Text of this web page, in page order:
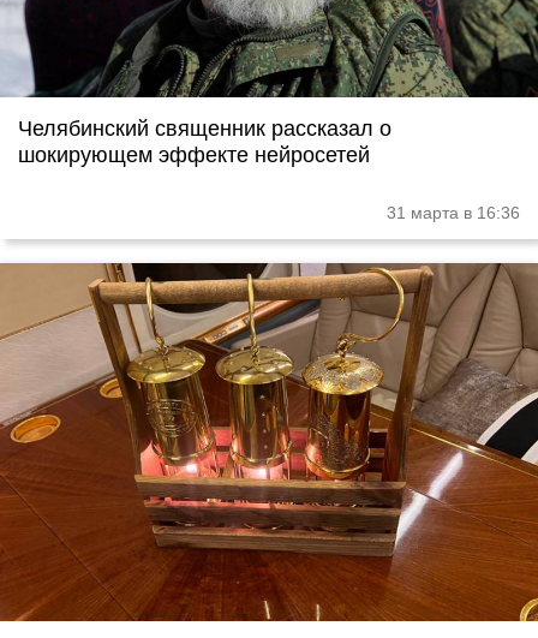
Челябинский священник рассказал о
шокирующем эффекте нейросетей
31 марта в 16:36